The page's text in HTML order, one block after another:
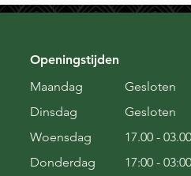
Openingstijden
Maandag
Dinsdag
Woensdag
Donderdag
Gesloten
Gesloten
17.00 - 03.00
17:00 - 03:00